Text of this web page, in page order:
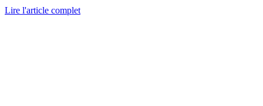
Lire l'article complet